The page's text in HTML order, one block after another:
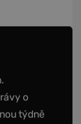
o
týdně